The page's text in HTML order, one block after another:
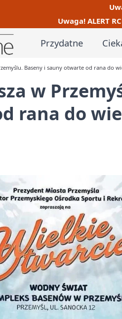
Uwaga! ALERT
Przydatne
Baseny i sauny otwarte od rana do
w
rana do